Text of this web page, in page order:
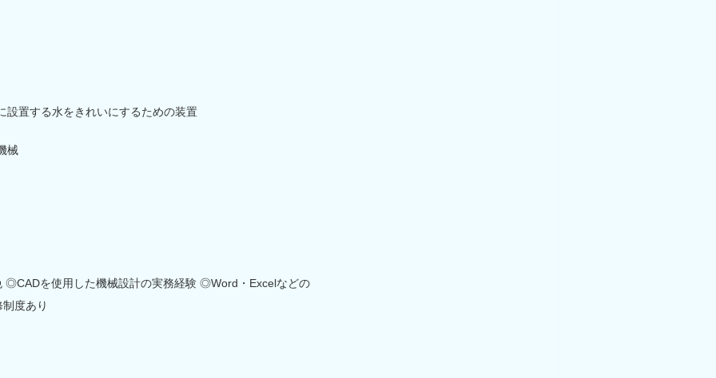
置する水をきれいにするための装置
械
を使用した機械設計の実務経験 ◎Word・Excelなどの
度あり